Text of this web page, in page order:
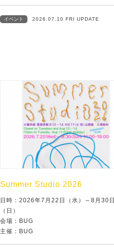
イベント 2026.07.10 FRI UPDATE
Summer Studio 2026
日時：2026年7月22日（水）～8月30日
（日）
会場：BUG
主催：BUG